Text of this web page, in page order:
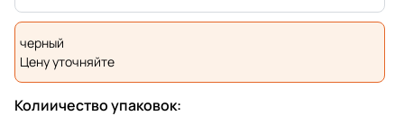
черный
Цену уточняйте
Колиичество упаковок: